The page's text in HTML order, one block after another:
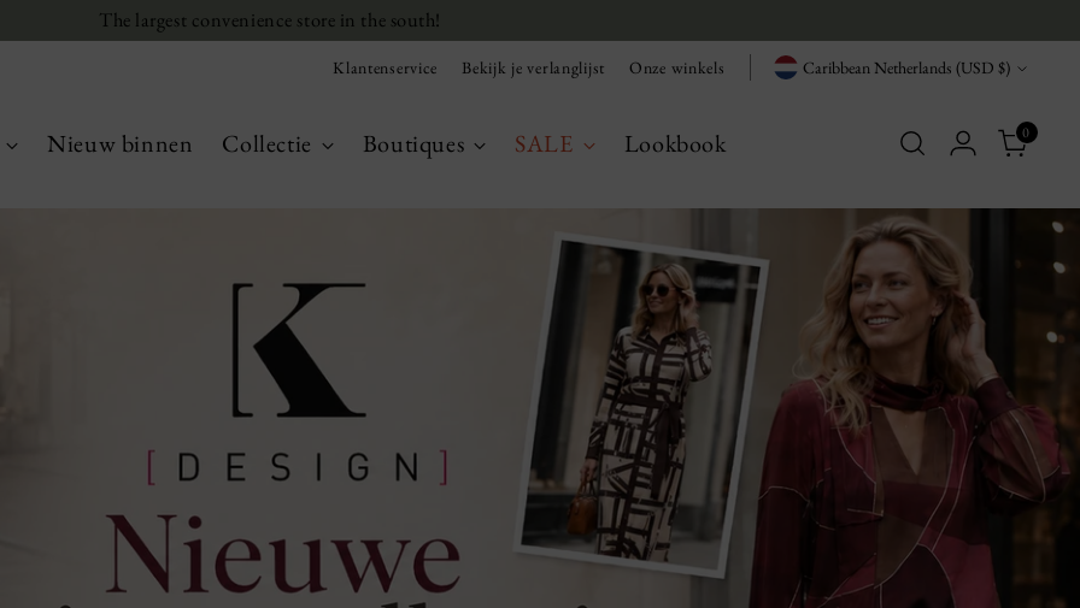
The largest convenience store in the south!
Klantenservice Bekijk je verlanglijst Onze winkels Currency Caribbean Netherlands (USD $)
Nieuw binnen Collectie Boutiques SALE Lookbook 0